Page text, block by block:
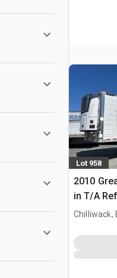
Lot 958
2010
in T/A
Chilliwack,